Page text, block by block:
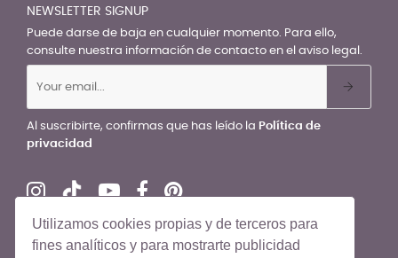
Utilizamos cookies propias y de terceros para
fines analíticos y para mostrarte publicidad
NEWSLETTER SIGNUP
Puede darse de baja en cualquier momento. Para ello,
consulte nuestra información de contacto en el aviso legal.
Al suscribirte, confirmas que has leído la Política de
privacidad